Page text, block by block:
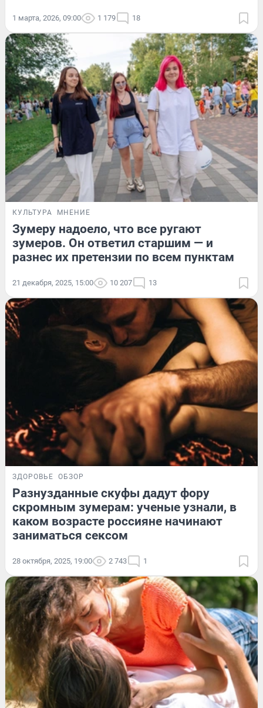
1 марта, 2026, 09:00 1 179 18
КУЛЬТУРА МНЕНИЕ
Зумеру надоело, что все ругают
зумеров. Он ответил старшим — и
разнес их претензии по всем пунктам
21 декабря, 2025, 15:00 10 207 13
ЗДОРОВЬЕ ОБЗОР
Разнузданные скуфы дадут фору
скромным зумерам: ученые узнали, в
каком возрасте россияне начинают
заниматься сексом
28 октября, 2025, 19:00 2 743 1